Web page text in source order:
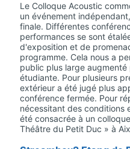
Le Colloque Acoustic
un événement
finale. Différentes
performances se sont
d'exposition et de
programme. Cela nous a
public plus large
étudiante. Pour plusieurs
extérieur a été jugé plus
conférence fermée. Pour
nécessitant des conditions
été consacrée à un
Théâtre du Petit Duc » à